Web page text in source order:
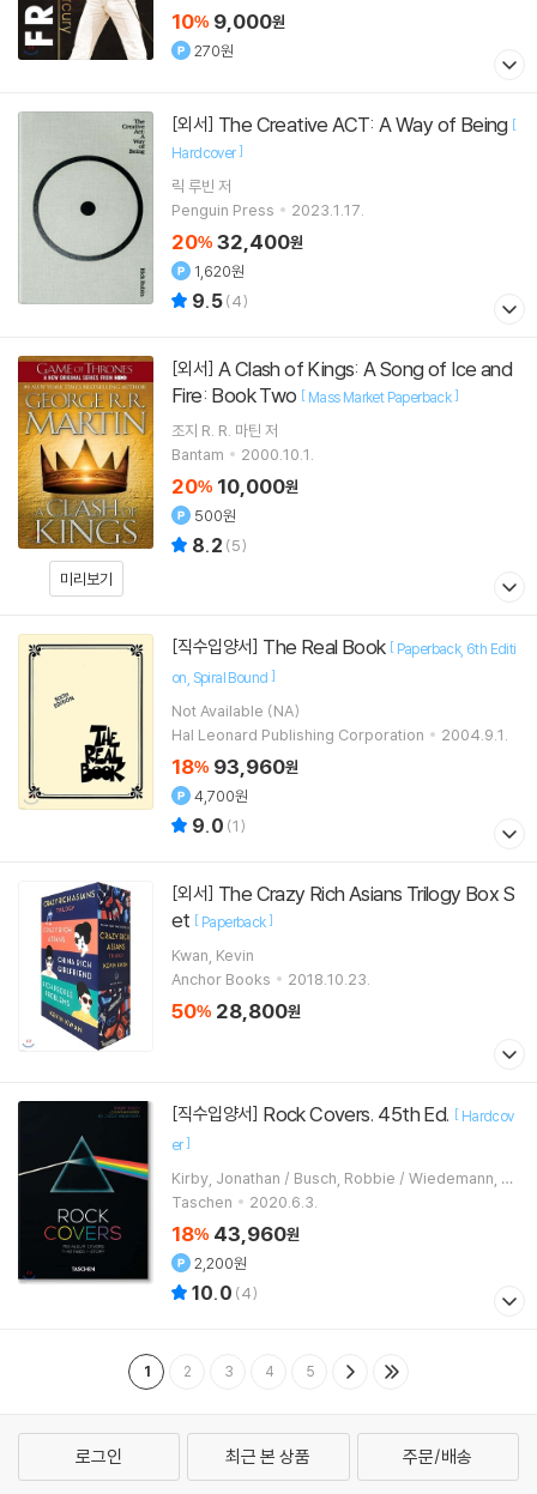
10% 9,000원
270원
[외서] The Creative ACT: A Way of Being [
Hardcover]
릭 루빈 저
Penguin Press
2023.1.17.
20% 32,400원
1,620원
9.5(4)
미리보기
[외서]
Fire: Book Two [ Mass Market Paperback]
조지 R. R. 마틴 저
Bantam
2000.10.1.
20% 10,000원
500원
8.2 (5)
[직수입양서] The Real Book [ Paperback 6th Editi
on Spiral Bound ]
Not Available (NA)
Hal Leonard Publishing Corporation
2004.9.1.
18% 93,960원
4,700원
9.0 (1)
[외서]
et [ Paperback]
Kwan, Kevin
Anchor Books
2018.10.23.
50% 28,800원
[직수입양서] Rock Covers. 45th Ed. [ Hardcov
er]
Kirby, Jonathan / Busch, Robbie / Wiedemann, Ju
lius
Taschen 2020.6.3.
18% 43,960원
2,200원
10.0 (4)
1 2 3 4 5
로그인 최근 본 상품 주문/배송